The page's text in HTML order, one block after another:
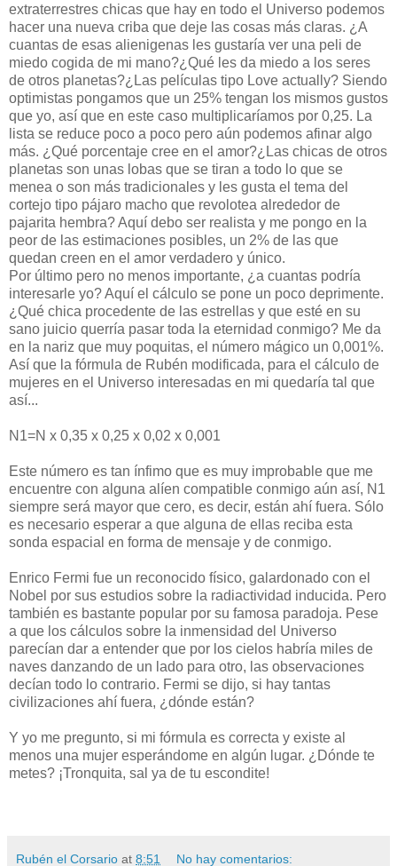
extraterrestres chicas que hay en todo el Universo podemos
hacer una nueva criba que deje las cosas más claras. ¿A
cuantas de esas alienigenas les gustaría ver una peli de
miedo cogida de mi mano?¿Qué les da miedo a los seres
de otros planetas?¿Las películas tipo Love actually? Siendo
optimistas pongamos que un 25% tengan los mismos gustos
que yo, así que en este caso multiplicaríamos por 0,25. La
lista se reduce poco a poco pero aún podemos afinar algo
más. ¿Qué porcentaje cree en el amor?¿Las chicas de otros
planetas son unas lobas que se tiran a todo lo que se
menea o son más tradicionales y les gusta el tema del
cortejo tipo pájaro macho que revolotea alrededor de
pajarita hembra? Aquí debo ser realista y me pongo en la
peor de las estimaciones posibles, un 2% de las que
quedan creen en el amor verdadero y único.
Por último pero no menos importante, ¿a cuantas podría
interesarle yo? Aquí el cálculo se pone un poco deprimente.
¿Qué chica procedente de las estrellas y que esté en su
sano juicio querría pasar toda la eternidad conmigo? Me da
en la nariz que muy poquitas, el número mágico un 0,001%.
Así que la fórmula de Rubén modificada, para el cálculo de
mujeres en el Universo interesadas en mi quedaría tal que
así...
N1=N x 0,35 x 0,25 x 0,02 x 0,001
Este número es tan ínfimo que es muy improbable que me
encuentre con alguna alíen compatible conmigo aún así, N1
siempre será mayor que cero, es decir, están ahí fuera. Sólo
es necesario esperar a que alguna de ellas reciba esta
sonda espacial en forma de mensaje y de conmigo.
Enrico Fermi fue un reconocido físico, galardonado con el
Nobel por sus estudios sobre la radiactividad inducida. Pero
también es bastante popular por su famosa paradoja. Pese
a que los cálculos sobre la inmensidad del Universo
parecían dar a entender que por los cielos habría miles de
naves danzando de un lado para otro, las observaciones
decían todo lo contrario. Fermi se dijo, si hay tantas
civilizaciones ahí fuera, ¿dónde están?
Y yo me pregunto, si mi fórmula es correcta y existe al
menos una mujer esperándome en algún lugar. ¿Dónde te
metes? ¡Tronquita, sal ya de tu escondite!
Rubén el Corsario at 8:51 No hay comentarios: